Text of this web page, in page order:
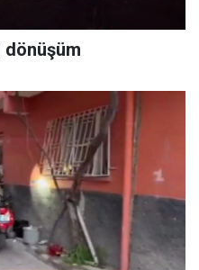
dönüşüm